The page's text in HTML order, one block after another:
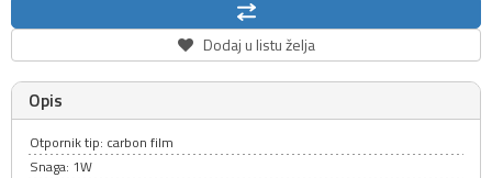
Dodaj u listu želja
Opis
Otpornik tip: carbon film
Snaga: 1W